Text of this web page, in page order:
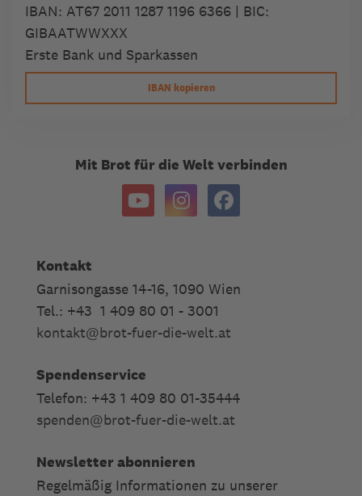
IBAN: AT67 2011 1287 1196 6366 | BIC:
GIBAATWWXXX
Erste Bank und Sparkassen
IBAN kopieren
Mit Brot für die Welt verbinden
Kontakt
Garnisongasse 14-16, 1090 Wien
Tel.: +43 1 409 80 01 - 3001
kontakt@brot-fuer-die-welt.at
Spendenservice
Telefon: +43 1 409 80 01-35444
spenden@brot-fuer-die-welt.at
Newsletter abonnieren
Regelmäßig Informationen zu unserer